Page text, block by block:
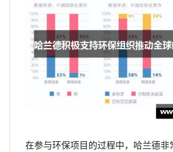
在参与环保项目的过程中，哈兰德非